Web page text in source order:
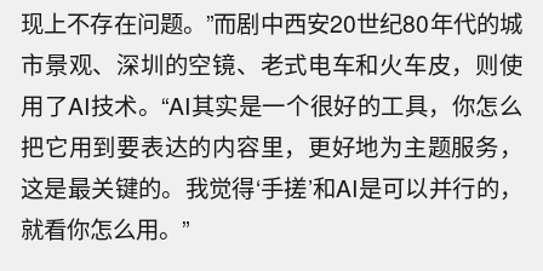
现上不存在问题。”而剧中西安20世纪80年代的城
市景观、深圳的空镜、老式电车和火车皮，则使
用了AI技术。“AI其实是一个很好的工具，你怎么
把它用到要表达的内容里，更好地为主题服务，
这是最关键的。我觉得‘手搓’和AI是可以并行的，
就看你怎么用。”